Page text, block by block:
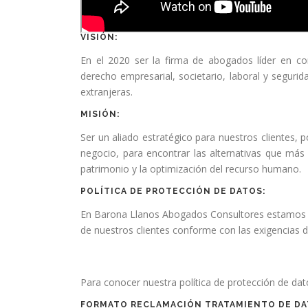
VISIÓN:
En el 2020 ser la firma de abogados líder en
derecho empresarial, societario, laboral y
extranjeras.
MISIÓN:
Ser un aliado estratégico para nuestros clientes,
negocio, para encontrar las alternativas que
patrimonio y la optimización del recurso humano.
POLÍTICA DE PROTECCIÓN DE DATOS:
En Barona Llanos Abogados Consultores
de nuestros clientes conforme con las exigencias
Para conocer nuestra política de protección de
FORMATO RECLAMACIÓN TRATAMIENTO DE